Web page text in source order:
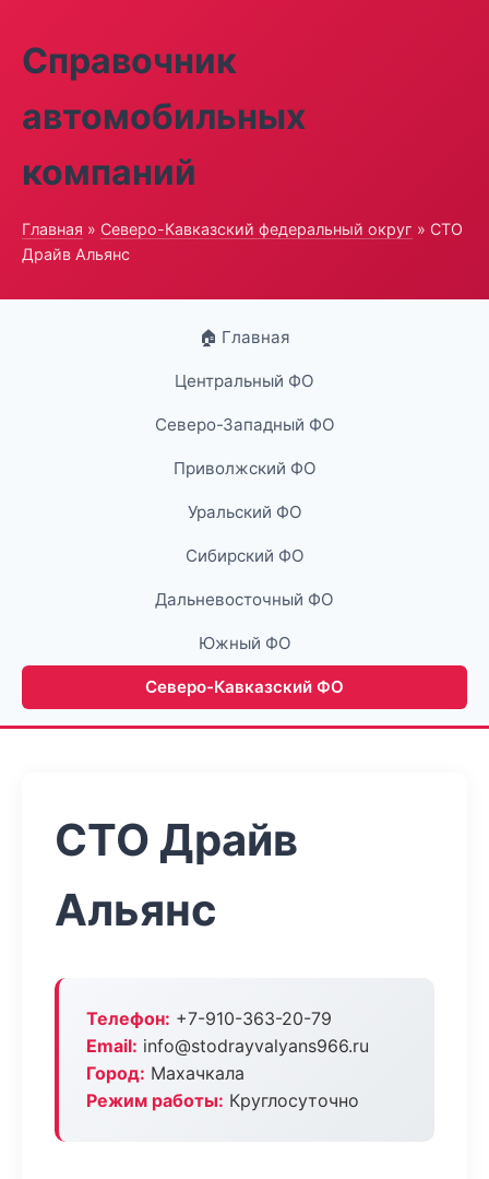
Справочник
автомобильных
компаний
Главная » Северо-Кавказский федеральный округ » СТО
Драйв Альянс
🏠 Главная
Центральный ФО
Северо-Западный ФО
Приволжский ФО
Уральский ФО
Сибирский ФО
Дальневосточный ФО
Южный ФО
Северо-Кавказский ФО
СТО Драйв
Альянс
Телефон: +7-910-363-20-79
Email: info@stodrayvalyans966.ru
Город: Махачкала
Режим работы: Круглосуточно